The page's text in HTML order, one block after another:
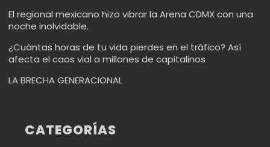
El regional mexicano hizo vibrar la Arena CDMX con una
noche inolvidable.
¿Cuántas horas de tu vida pierdes en el tráfico? Así
afecta el caos vial a millones de capitalinos
LA BRECHA GENERACIONAL
CATEGORÍAS